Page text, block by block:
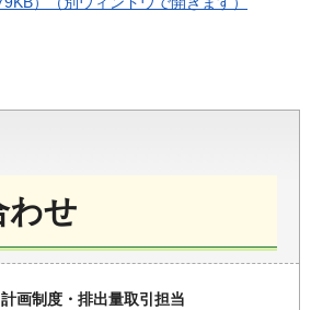
わせ
計画制度・排出量取引担当